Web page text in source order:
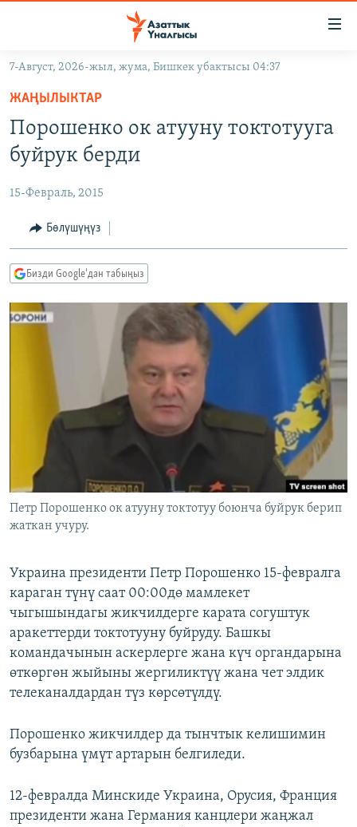
Навигацияга
өтүңүз
Издөөгө
салыңызКЫРГЫЗСТАН
ЭКОНОМИКА
МАДАНИЯТ
ДҮЙНӨ
БОРБОР АЗИЯ
УКРАИНА
АТАЙЫН ИЛИКТӨӨ
ТВ ПРОГРАММАЛАР
ЭКСПЕРТТЕР ТАЛДАЙТ
БИЗ ЖАНА ДҮЙНӨ
ДАНИСТЕ
ЭЖЕ-СИҢДИЛЕР
АЗАТТЫК+
ЫҢГАЙСЫЗ СУРООЛОР
ӨЗГӨЧӨ ПИКИР
Русский
ОНЛАЙН ШЕРИНЕ
ЭЕ/АРнун бардык сайттары
7-Август, 2026-жыл, жума, Бишкек убактысы 04:37
ЖАҢЫЛЫКТАР
Порошенко ок атууну токтотууга
буйрук берди
15-Февраль, 2015
Бөлүшүңүз
Бизди Google'дан табыңыз
Петр Порошенко ок атууну токтотуу боюнча буйрук берип
жаткан учуру.
Украина президенти Петр Порошенко 15-февралга
караган түнү саат 00:00дө мамлекет
чыгышындагы жикчилдерге карата согуштук
аракеттерди токтотууну буйруду. Башкы
командачынын аскерлерге жана күч органдарына
өткөргөн жыйыны жергиликтүү жана чет элдик
телеканалдардан түз көрсөтүлдү.
Порошенко жикчилдер да тынчтык келишимин
бузбарына үмүт артарын белгиледи.
12-февралда Минскиде Украина, Орусия, Франция
президенти жана Германия канцлери жаңжал